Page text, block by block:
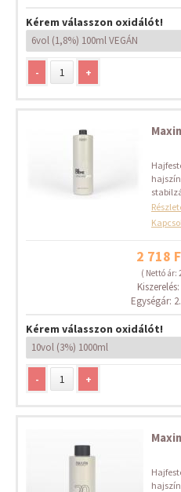
Kérem válasszon oxidálót!
- +
2 718
( Nettó ár:
Egységár:
Kérem válasszon oxidálót!
- +